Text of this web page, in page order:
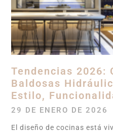
Tendencias 2026:
Baldosas
Estilo,
29 DE ENERO DE 2026
El diseño de cocinas está